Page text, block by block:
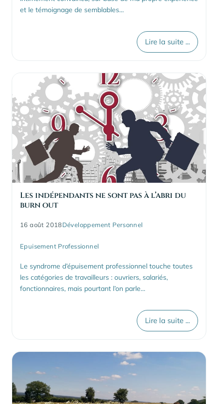
et le témoignage de semblables…
Lire la suite ...
Les indépendants ne sont pas à l’abri du
burn out
16 août 2018Développement Personnel
Epuisement Professionnel
Le syndrome d’épuisement professionnel touche toutes
les catégories de travailleurs : ouvriers, salariés,
fonctionnaires, mais pourtant l’on parle…
Lire la suite ...